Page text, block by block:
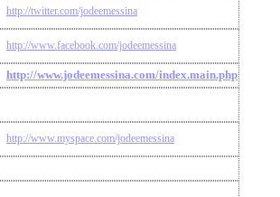
http://twitter.com/jodeemessina
http://www.facebook.com/jodeemessina
http://www.jodeemessina.com/index.main.php
http://www.myspace.com/jodeemessina